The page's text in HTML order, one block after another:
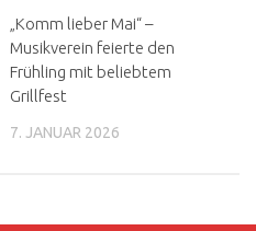
„Komm lieber Mai“ –
Musikverein feierte den
Frühling mit beliebtem
Grillfest
7. JANUAR 2026